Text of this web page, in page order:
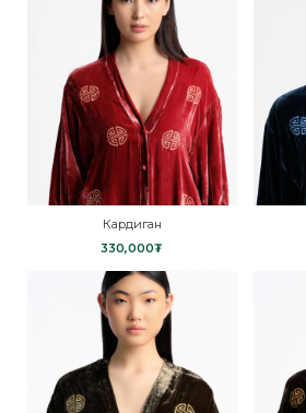
Кардиган
330,000₮